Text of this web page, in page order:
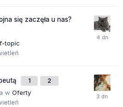
się zaczęła u nas?
topic
1 2
w Oferty